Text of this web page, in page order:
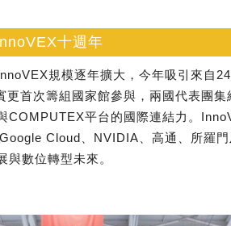
十週年
規模逐年擴大，今年吸引來自
更首次籌組國家館參與，兩國代表團集
COMPUTEX平台的國際連結力。
Cloud、NVIDIA、高通、所羅
數位轉型未來。